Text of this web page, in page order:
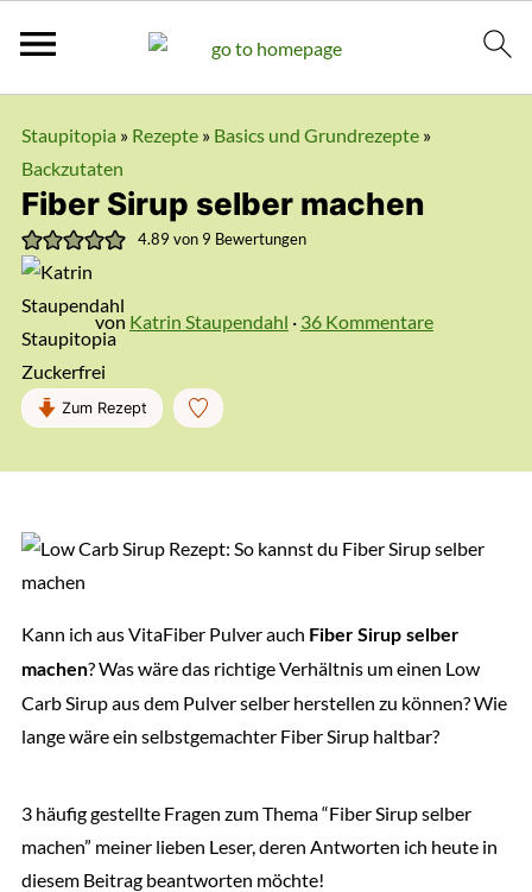
Staupitopia » Rezepte» Basics und Grundrezepte»
Backzutaten
Fiber Sirup selber machen
4.89 von 9 Bewertungen
von Katrin Staupendahl · 36 Kommentare
Zum Rezept
Kann ich aus VitaFiber Pulver auch Fiber Sirup selber
machen? Was wäre das richtige Verhältnis um einen Low
Carb Sirup aus dem Pulver selber herstellen zu können? Wie
lange wäre ein selbstgemachter Fiber Sirup haltbar?
3 häufig gestellte Fragen zum Thema “Fiber Sirup selber
machen” meiner lieben Leser, deren Antworten ich heute in
diesem Beitrag beantworten möchte!